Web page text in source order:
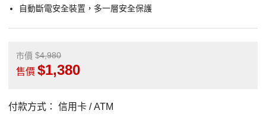
自動斷電安全裝置，多一層安全保護
市價 4,980
售價 1,380
付款方式： 信用卡 / ATM